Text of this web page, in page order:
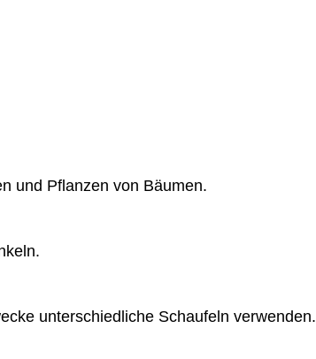
und Pflanzen von Bäumen.
unterschiedliche Schaufeln verwenden.